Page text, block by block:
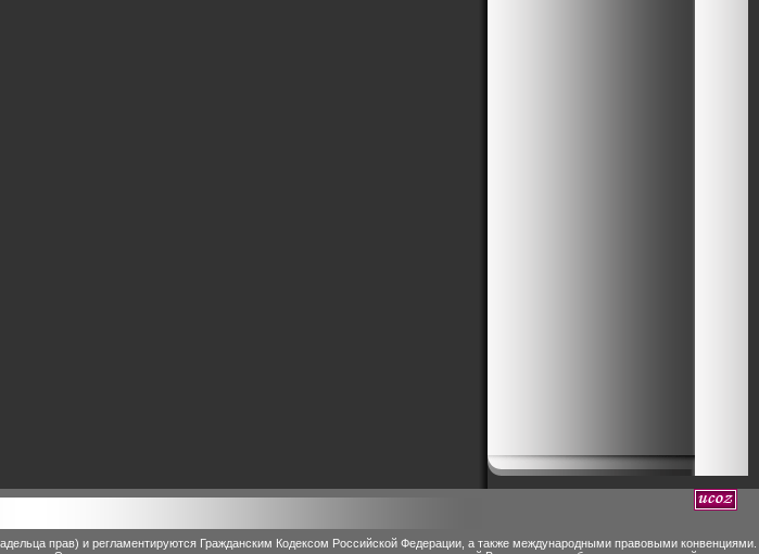
прав) и регламентируются Гражданским Кодексом Российской Федерации, а также международными правовыми конвенциями.